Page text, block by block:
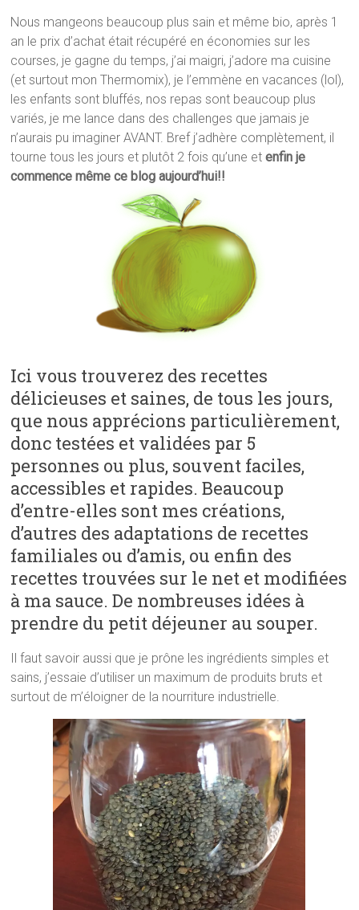
Nous mangeons beaucoup plus sain et même bio, après 1
an le prix d’achat était récupéré en économies sur les
courses, je gagne du temps, j’ai maigri, j’adore ma cuisine
(et surtout mon Thermomix), je l’emmène en vacances (lol),
les enfants sont bluffés, nos repas sont beaucoup plus
variés, je me lance dans des challenges que jamais je
n’aurais pu imaginer AVANT. Bref j’adhère complètement, il
tourne tous les jours et plutôt 2 fois qu’une etenfin je
commence même ce blog aujourd’hui!!
Ici vous trouverez des recettes
délicieuses et saines, de tous les jours,
que nous apprécions particulièrement,
donc testées et validées par 5
personnes ou plus, souvent faciles,
accessibles et rapides. Beaucoup
d’entre-elles sont mes créations,
d’autres des adaptations de recettes
familiales ou d’amis, ou enfin des
recettes trouvées sur le net et modifiées
à ma sauce. De nombreuses idées à
prendre du petit déjeuner au souper.
Il faut savoir aussi que je prône les ingrédients simples et
sains, j’essaie d’utiliser un maximum de produits bruts et
surtout de m’éloigner de la nourriture industrielle.